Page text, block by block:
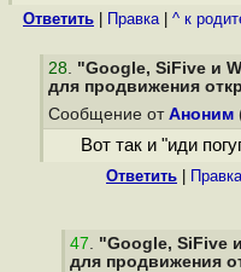
Ответить Правка| ^ к
28. "Google, SiFive и
для продвижения
Сообщение от Аноним
Вот так и "иди
Ответить Правка
47. "Google, SiFive
для продвижения